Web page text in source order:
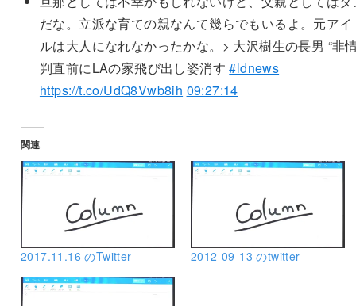
だな。立派な育ての親なんて幾らでもいるよ。元アイ
ルは大人になれなかったかな。> 大沢樹生の長男 “非
判直前にLAの家飛び出し姿消す#ldnews
https://t.co/UdQ8Vwb8ih 09:27:14
関連
2017.11.16 のTwitter 2012-09-13 のtwitter